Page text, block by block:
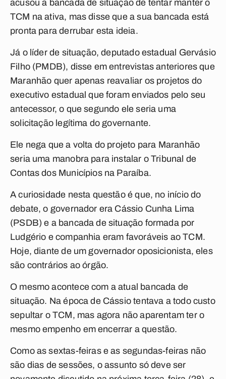
acusou a bancada de situação de tentar manter o
TCM na ativa, mas disse que a sua bancada está
pronta para derrubar esta ideia.
Já o líder de situação, deputado estadual Gervásio
Filho (PMDB), disse em entrevistas anteriores que
Maranhão quer apenas reavaliar os projetos do
executivo estadual que foram enviados pelo seu
antecessor, o que segundo ele seria uma
solicitação legítima do governante.
Ele nega que a volta do projeto para Maranhão
seria uma manobra para instalar o Tribunal de
Contas dos Municípios na Paraíba.
A curiosidade nesta questão é que, no início do
debate, o governador era Cássio Cunha Lima
(PSDB) e a bancada de situação formada por
Ludgério e companhia eram favoráveis ao TCM.
Hoje, diante de um governador oposicionista, eles
são contrários ao órgão.
O mesmo acontece com a atual bancada de
situação. Na época de Cássio tentava a todo custo
sepultar o TCM, mas agora não aparentam ter o
mesmo empenho em encerrar a questão.
Como as sextas-feiras e as segundas-feiras não
são dias de sessões, o assunto só deve ser